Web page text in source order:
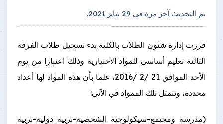
تم التحديث آخر مرة في 29 يناير 2021 .
قررت إدارة شئون الطلاب بالكلية بدء تسجيل طلاب الفرقة
الثالثة تعليم أساسي للمواد الاختيارية وذلك اعتبارا من يوم
الأحد الموافق 21 /2 /2016، علما بأن هذه المواد لها أعداد
محددة، وتتمثل تلك الممواد في الآتي:
(مدرسة ومجتمع-سيكولوجية الشخصية-تربية دولية-تربية